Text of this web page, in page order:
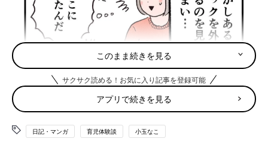
このまま続きを見る
サクサク読める！お気に入り記事を登録可能
アプリで続きを見る
日記・マンガ 育児体験談 小玉なこ